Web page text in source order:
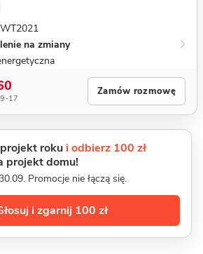
na zmiany
17
Zamów rozmowę
roku i odbierz 100 zł
projekt domu!
Promocje nie łączą się.
i zgarnij 100 zł